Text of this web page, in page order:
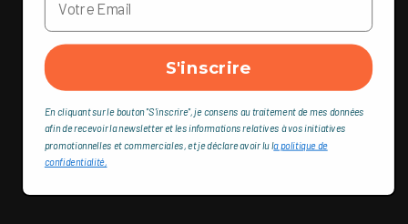
S'inscrire
En cliquant sur le bouton "S'inscrire", je consens au traitement de mes données
afin de recevoir la newsletter et les informations relatives à vos initiatives
promotionnelles et commerciales, et je déclare avoir lu la politique de
confidentialité,